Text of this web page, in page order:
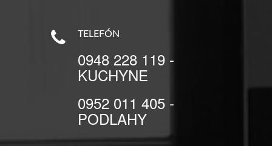
TELEFÓN
0948 228 119 -
KUCHYNE
0952 011 405 -
PODLAHY